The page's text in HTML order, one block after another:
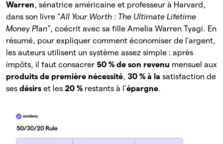
Warren, sénatrice américaine et professeur à Harvard,
dans son livre “All Your Worth : The Ultimate Lifetime
Money Plan”, coécrit avec sa fille Amelia Warren Tyagi. En
résumé, pour expliquer comment économiser de l’argent,
les auteurs utilisent un système assez simple : après
impôts, il faut consacrer 50 % de son revenu mensuel aux
produits de première nécessité, 30 % à la satisfaction de
ses désirs et les 20 % restants à l’épargne.